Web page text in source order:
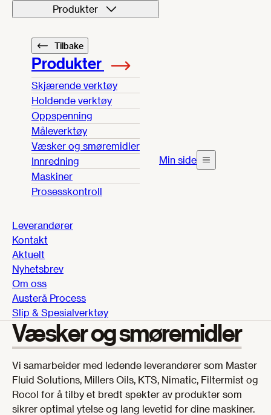
Produkter
Tilbake
Produkter
Skjærende verktøy
Holdende verktøy
Oppspenning
Måleverktøy
Væsker og smøremidler
Innredning
Maskiner
Prosesskontroll
Leverandører
Kontakt
Aktuelt
Nyhetsbrev
Om oss
Austerå Process
Slip & Spesialverktøy
Min side
Væsker og smøremidler
Vi samarbeider med ledende leverandører som Master
Fluid Solutions, Millers Oils, KTS, Nimatic, Filtermist og
Rocol for å tilby et bredt spekter av produkter som
sikrer optimal ytelse og lang levetid for dine maskiner.